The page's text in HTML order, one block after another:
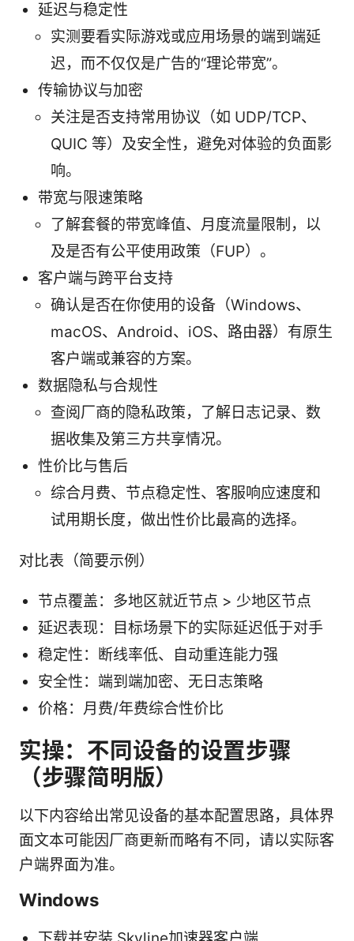
延迟与稳定性
实测要看实际游戏或应用场景的端到端延
迟，而不仅仅是广告的“理论带宽”。
传输协议与加密
关注是否支持常用协议（如 UDP/TCP、
QUIC 等）及安全性，避免对体验的负面影
响。
带宽与限速策略
了解套餐的带宽峰值、月度流量限制，以
及是否有公平使用政策（FUP）。
客户端与跨平台支持
确认是否在你使用的设备（Windows、
macOS、Android、iOS、路由器）有原生
客户端或兼容的方案。
数据隐私与合规性
查阅厂商的隐私政策，了解日志记录、数
据收集及第三方共享情况。
性价比与售后
综合月费、节点稳定性、客服响应速度和
试用期长度，做出性价比最高的选择。
对比表（简要示例）
节点覆盖：多地区就近节点 > 少地区节点
延迟表现：目标场景下的实际延迟低于对手
稳定性：断线率低、自动重连能力强
安全性：端到端加密、无日志策略
价格：月费/年费综合性价比
实操：不同设备的设置步骤
（步骤简明版）
以下内容给出常见设备的基本配置思路，具体界
面文本可能因厂商更新而略有不同，请以实际客
户端界面为准。
Windows